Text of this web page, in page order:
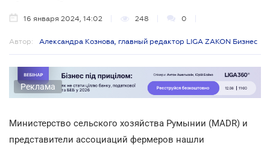
16 января 2024, 14:02 248 0
Автор: Александра Кознова, главный редактор LIGA ZAKON Бизнес
Реклама
Министерство сельского хозяйства Румынии (MADR) и
представители ассоциаций фермеров нашли